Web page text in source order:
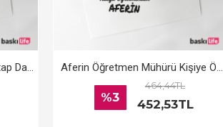
Kişiye Özel Kitap Kaşesi, Kitap Damgası, Kitap Mührü Öğretmen Kaşesi Aferin Aferin Öğretmen Mühürü Kişiye Özel Kitap Kaşesi, Kitap Damgası, Kitap Mührü
%3
464,44TL
452,53TL